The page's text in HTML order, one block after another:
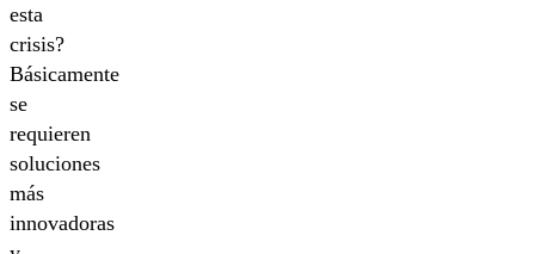
esta
crisis?
Básicamente
se
requieren
soluciones
más
innovadoras